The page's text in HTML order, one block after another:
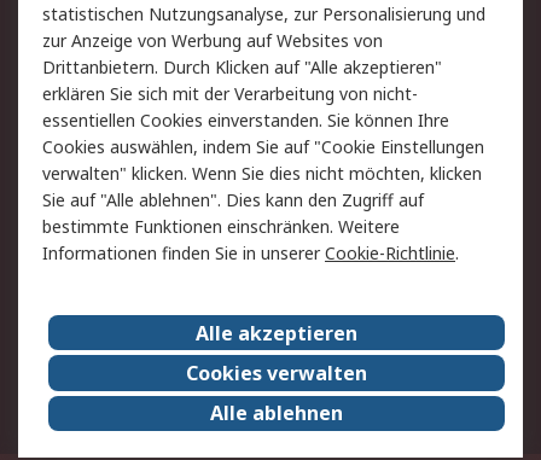
Hilfe
Rechtliches
AGB
Datenschutz
Cookie-Richtlinie
Zahlungsbedingungen
Copyright/Impressum
Über RS
Karriere bei RS
Nachhaltigkeit
Qualität/Umwelt/ZertifikatePresse-Center
Event-Center
statistischen Nutzungsanalyse, zur Personalisierung und
zur Anzeige von Werbung auf Websites von
Drittanbietern. Durch Klicken auf "Alle akzeptieren"
erklären Sie sich mit der Verarbeitung von nicht-
essentiellen Cookies einverstanden. Sie können Ihre
Cookies auswählen, indem Sie auf "Cookie Einstellungen
verwalten" klicken. Wenn Sie dies nicht möchten, klicken
Sie auf "Alle ablehnen". Dies kann den Zugriff auf
bestimmte Funktionen einschränken. Weitere
Informationen finden Sie in unsererCookie-Richtlinie.
Alle akzeptieren
Cookies verwalten
Alle ablehnen